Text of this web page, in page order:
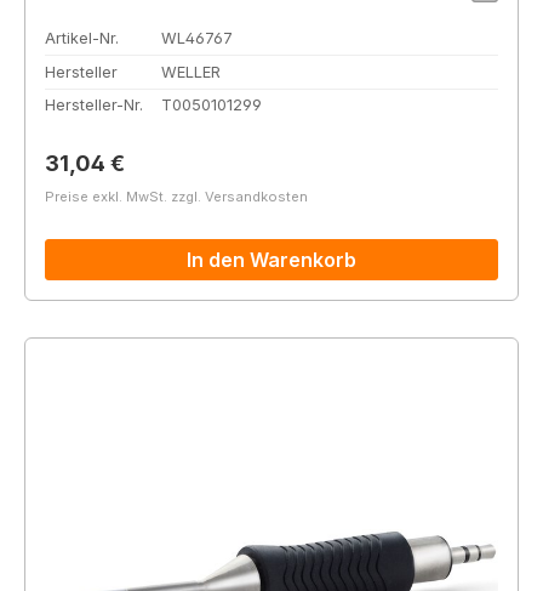
Artikel-Nr.
WL46767
Hersteller
WELLER
Hersteller-Nr.
T0050101299
Regulärer Preis:
31,04 €
Preise exkl. MwSt. zzgl. Versandkosten
In den Warenkorb